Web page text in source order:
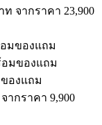
ท จากราคา 23,900
อมของแถม
อมของแถม
ของแถม
จากราคา 9,900